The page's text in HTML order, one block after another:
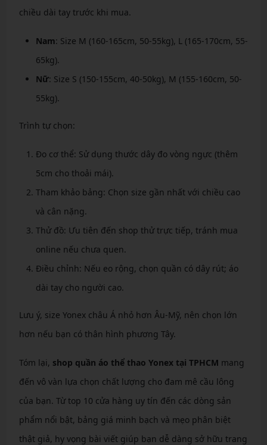
chiều dài tay trước khi mua.
Nam: Size M (160-165cm, 50-55kg), L (165-170cm, 55-
65kg).
Nữ: Size S (150-155cm, 40-50kg), M (155-160cm, 50-
55kg).
Trình tự chọn:
Đo cơ thể: Sử dụng thước dây đo vòng ngực (thêm
5cm cho thoải mái).
Tham khảo bảng: Chọn size gần nhất với chiều cao
và cân nặng.
Thử đồ: Ưu tiên đến shop thử trực tiếp, tránh mua
online nếu chưa quen.
Điều chỉnh: Nếu eo rộng, chọn quần có dây rút; áo
dài tay cho người cao.
Lưu ý, size Yonex châu Á nhỏ hơn Âu-Mỹ, nên chọn lớn
hơn nếu bạn có thân hình phương Tây.
Tóm lại, shop quần áo thể thao Yonex tại TPHCM mang
đến vô vàn lựa chọn chất lượng cho đam mê cầu lông
của bạn. Từ top 10 cửa hàng uy tín đến các dòng sản
phẩm nổi bật, bảng giá minh bạch và mẹo phân biệt
thật giả, hy vọng bài viết giúp bạn dễ dàng sở hữu trang